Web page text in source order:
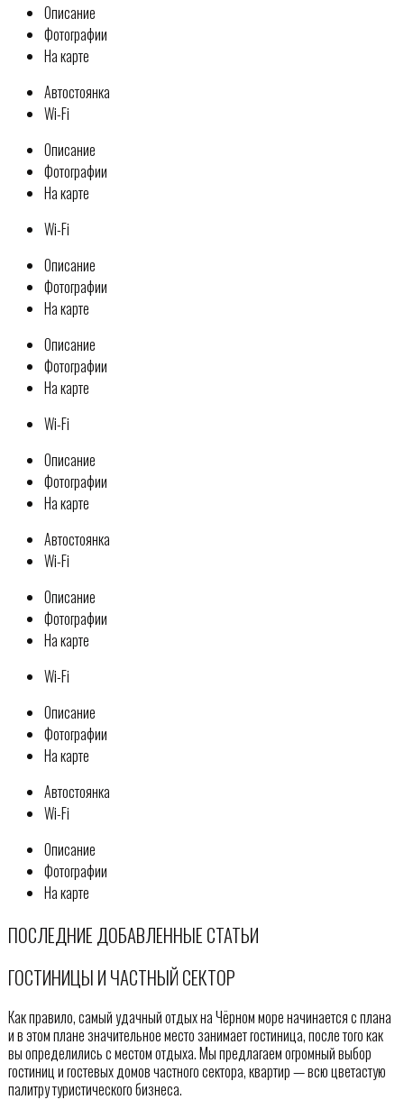
Описание
Фотографии
На карте
Автостоянка
Wi-Fi
Описание
Фотографии
На карте
Wi-Fi
Описание
Фотографии
На карте
Описание
Фотографии
На карте
Wi-Fi
Описание
Фотографии
На карте
Автостоянка
Wi-Fi
Описание
Фотографии
На карте
Wi-Fi
Описание
Фотографии
На карте
Автостоянка
Wi-Fi
Описание
Фотографии
На карте
ПОСЛЕДНИЕ ДОБАВЛЕННЫЕ СТАТЬИ
ГОСТИНИЦЫ И ЧАСТНЫЙ СЕКТОР
Как правило, самый удачный отдых на Чёрном море начинается с плана
и в этом плане значительное место занимает гостиница, после того как
вы определились с местом отдыха. Мы предлагаем огромный выбор
гостиниц и гостевых домов частного сектора, квартир — всю цветастую
палитру туристического бизнеса.